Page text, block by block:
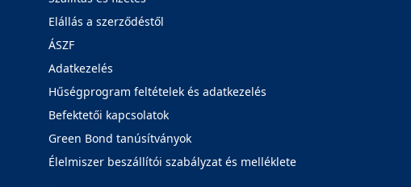
Elállás a szerződéstől
ÁSZF
Adatkezelés
Hűségprogram feltételek és adatkezelés
Befektetői kapcsolatok
Green Bond tanúsítványok
Élelmiszer beszállítói szabályzat és melléklete